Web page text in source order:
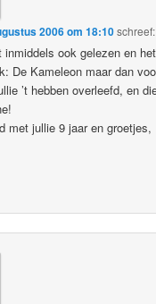
2006 om 18:10schreef:
inmiddels ook gelezen en
De Kameleon maar dan
’t hebben overleefd, en
met jullie 9 jaar en groetjes,